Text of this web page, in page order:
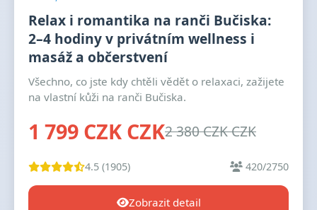
Relax i romantika na ranči Bučiska:
2–4 hodiny v privátním wellness i
masáž a občerstvení
Všechno, co jste kdy chtěli vědět o relaxaci, zažijete
na vlastní kůži na ranči Bučiska.
1 799 CZK CZK2 380 CZK CZK
4.5 (1905) 420/2750
Zobrazit detail